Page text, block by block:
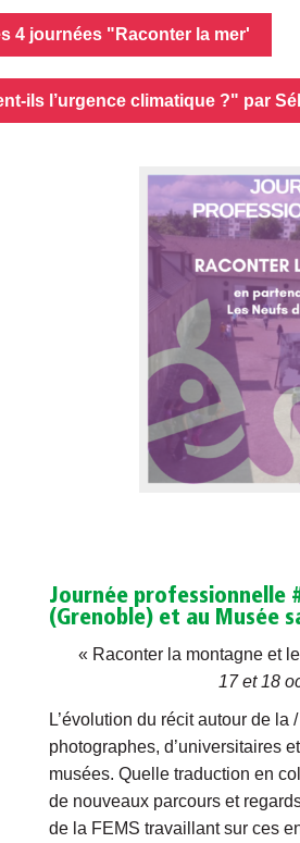
4 journées "Raconter la mer'
ils l’urgence climatique ?" par
Journée professionnelle
(Grenoble) et au Musée
« Raconter la montagne et
17 et 18
L’évolution du récit autour de
photographes, d’universitaires
musées. Quelle traduction en
de nouveaux parcours et
de la FEMS travaillant sur ces